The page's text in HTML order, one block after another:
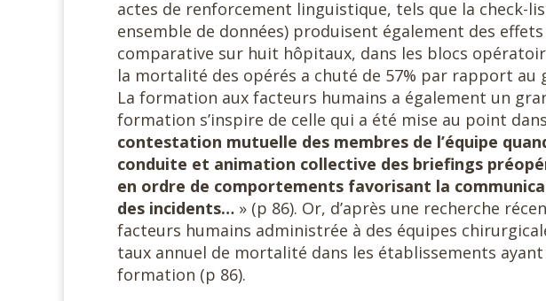
actes de renforcement linguistique, tels que la check-
ensemble de données) produisent également des
comparative sur huit hôpitaux, dans les blocs
la mortalité des opérés a chuté de 57% par rapport au
La formation aux facteurs humains a également un
formation s’inspire de celle qui a été mise au point
contestation mutuelle des membres de l’équipe
conduite et animation collective des briefings
en ordre de comportements favorisant la
des incidents… » (p 86). Or, d’après une recherche
facteurs humains administrée à des équipes
taux annuel de mortalité dans les établissements
formation (p 86).